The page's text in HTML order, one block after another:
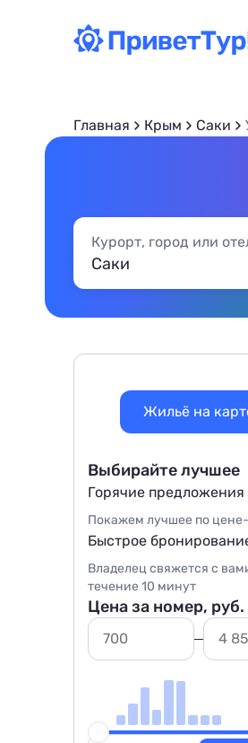
Главная Крым Саки
Курорт, город или
Жильё на
Выбирайте лучшее
Горячие предложения
Покажем лучшее по
Быстрое
Владелец свяжется с
течение 10 минут
Цена за номер, руб.